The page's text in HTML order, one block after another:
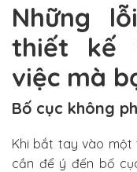
Những
thiết kế
việc mà
Bố cục không
Khi bắt tay vào một
cần để ý đến bố